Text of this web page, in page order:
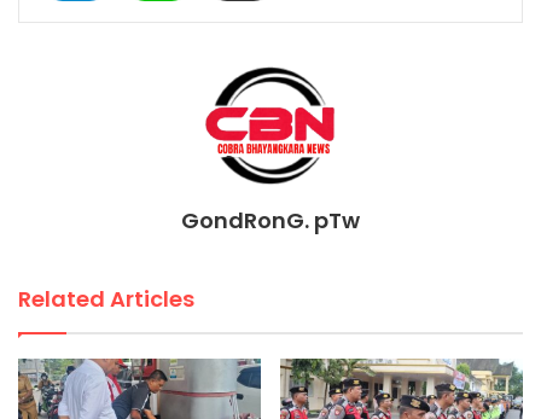
GondRonG. pTw
Related Articles